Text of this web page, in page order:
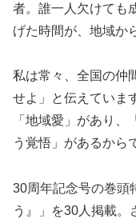
者。誰一人欠けても
げた時間が、地域か
私は常々、全国の仲
せよ」と伝えていま
「地域愛」があり
う覚悟」があるから
30周年記念号の巻頭
う』」を30人掲載。